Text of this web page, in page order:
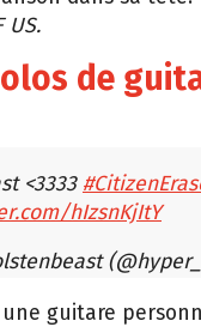
US.
de
<3333
hIzsnKjItY
guitare